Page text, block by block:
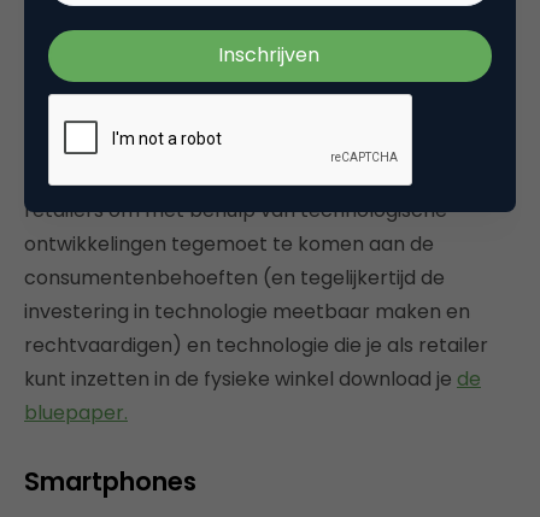
doelstellingen? De expertgroep
geeft hier antwoord op in haar bluepaper.
Voor concrete handvatten om digitale technieken
effectief in te zetten in de fysieke winkel, tips voor
retailers om met behulp van technologische
ontwikkelingen tegemoet te komen aan de
consumentenbehoeften (en tegelijkertijd de
investering in technologie meetbaar maken en
rechtvaardigen) en technologie die je als retailer
kunt inzetten in de fysieke winkel download je de
bluepaper.
Smartphones